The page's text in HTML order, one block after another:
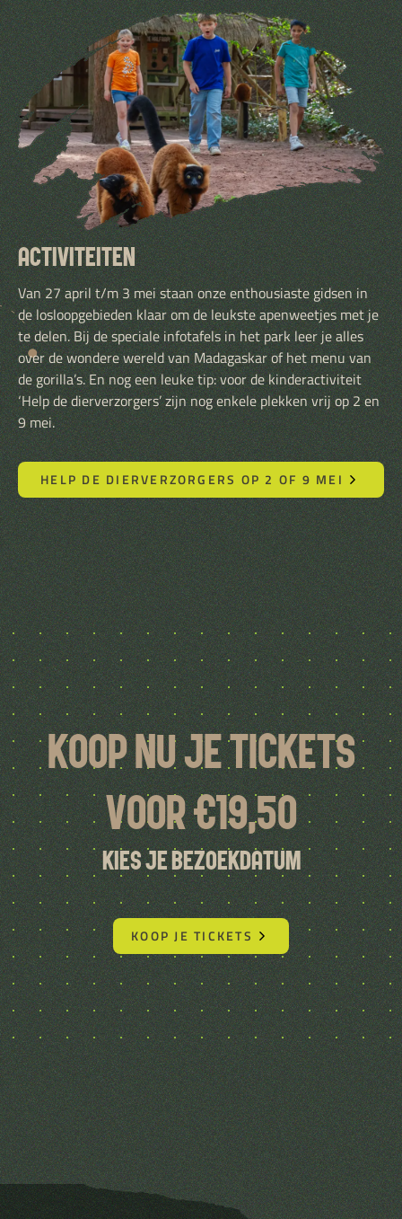
ACTIVITEITEN
Van 27 april t/m 3 mei staan onze enthousiaste gidsen in
de losloopgebieden klaar om de leukste apenweetjes met je
te delen. Bij de speciale infotafels in het park leer je alles
over de wondere wereld van Madagaskar of het menu van
de gorilla’s. En nog een leuke tip: voor de kinderactiviteit
‘Help de dierverzorgers’ zijn nog enkele plekken vrij op 2 en
9 mei.
HELP DE DIERVERZORGERS OP 2 OF 9 MEI
Koop nu je tickets
voor €19,50
Kies je bezoekdatum
KOOP JE TICKETS